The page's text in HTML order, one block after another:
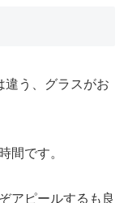
違う、グラスがお
間です。
アピールするも良